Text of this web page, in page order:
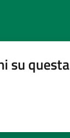
su questa